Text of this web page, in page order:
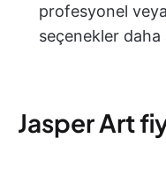
profesyonel
seçenekler daha
Jasper Art